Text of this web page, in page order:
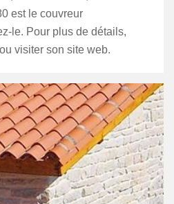
est le couvreur
le. Pour plus de détails,
visiter son site web.